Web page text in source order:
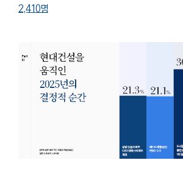
2,410명